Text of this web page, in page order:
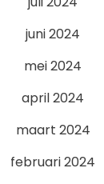
juni 2024
mei 2024
april 2024
maart 2024
februari 2024